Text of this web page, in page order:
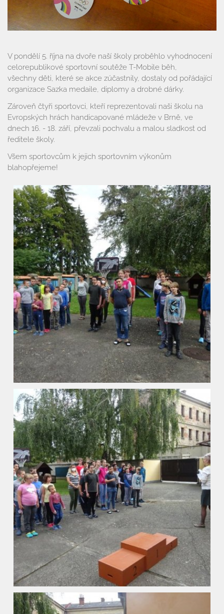
Úvod
Úřední deska
Naše škola
Základní škola
ZŠ speciální
ZŠ a MŠ při nemocnici
Školní družina
Fotogalerie
Kalendář akcí
Aktuality
Kontakty
Vyhledávání na webu
V pondělí 5. října na dvoře naší školy proběhlo vyhodnocení
celorepublikové sportovní soutěže T-Mobile běh,
všechny děti, které se akce zúčastnily, dostaly od pořádající
organizace Sazka medaile, diplomy a drobné dárky.
Zároveň čtyři sportovci, kteří reprezentovali naši školu na
Evropských hrách handicapované mládeže v Brně, ve
dnech 16. - 18. září, převzali pochvalu a malou sladkost od
ředitele školy.
Všem sportovcům k jejich sportovním výkonům
blahopřejeme!